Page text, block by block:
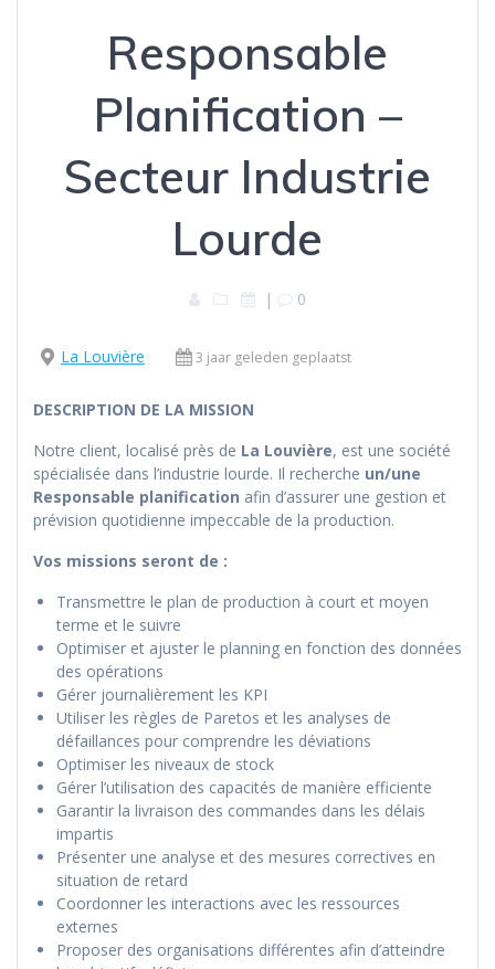
Responsable
Planification –
Secteur Industrie
Lourde
| 0
La Louvière 3 jaar geleden geplaatst
DESCRIPTION DE LA MISSION
Notre client, localisé près de La Louvière, est une société
spécialisée dans l’industrie lourde. Il recherche un/une
Responsable planification afin d’assurer une gestion et
prévision quotidienne impeccable de la production.
Vos missions seront de :
Transmettre le plan de production à court et moyen
terme et le suivre
Optimiser et ajuster le planning en fonction des données
des opérations
Gérer journalièrement les KPI
Utiliser les règles de Paretos et les analyses de
défaillances pour comprendre les déviations
Optimiser les niveaux de stock
Gérer l’utilisation des capacités de manière efficiente
Garantir la livraison des commandes dans les délais
impartis
Présenter une analyse et des mesures correctives en
situation de retard
Coordonner les interactions avec les ressources
externes
Proposer des organisations différentes afin d’atteindre